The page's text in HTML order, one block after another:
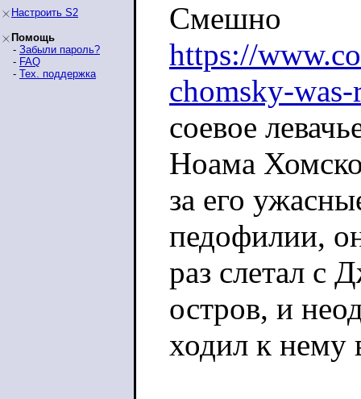
Настроить S2
Помощь
- Забыли пароль?
- FAQ
- Тех. поддержка
Смешно
https://
chomsky-
соевое
Ноама
за его
педофилии,
раз слетал с
остров, и
ходил к нему